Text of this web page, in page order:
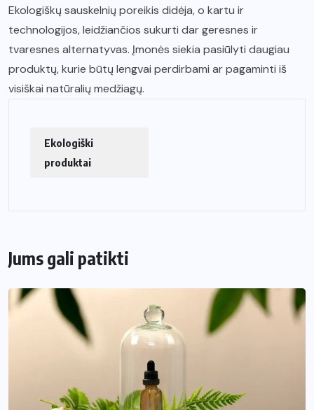
Ekologiškų sauskelnių poreikis didėja, o kartu ir
technologijos, leidžiančios sukurti dar geresnes ir
tvaresnes alternatyvas. Įmonės siekia pasiūlyti daugiau
produktų, kurie būtų lengvai perdirbami ar pagaminti iš
visiškai natūralių medžiagų.
Ekologiški
produktai
Jums gali patikti